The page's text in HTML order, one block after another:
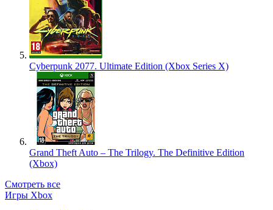
Cyberpunk 2077. Ultimate Edition (Xbox Series X)
Grand Theft Auto – The Trilogy. The Definitive Edition
(Xbox)
Смотреть все
Игры Xbox